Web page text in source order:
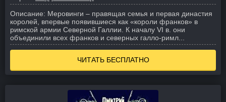
Описание: Меровинги – правящая семья и первая династия
королей, впервые появившиеся как «короли франков» в
римской армии Северной Галлии. К началу VI в. они
объединили всех франков и северных галло-римл...
ЧИТАТЬ БЕСПЛАТНО